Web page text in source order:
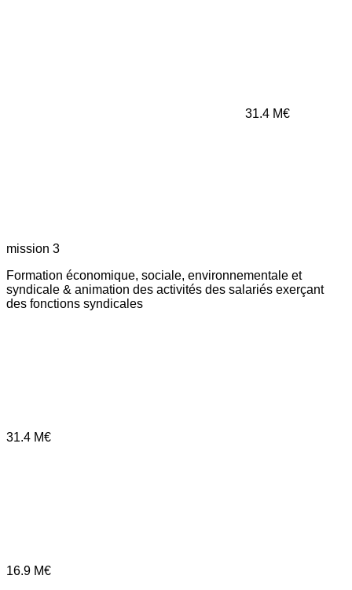
31.4 M€
mission 3
Formation économique, sociale, environnementale et
syndicale & animation des activités des salariés exerçant
des fonctions syndicales
31.4 M€
16.9 M€